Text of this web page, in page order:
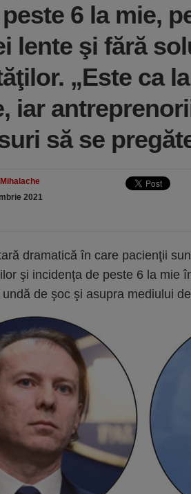
6 la mie,
lente şi fără
„Este ca
iar
să se
2021
dramatică în care pacienţii
şi incidenţa de peste 6 la mie
de şoc şi asupra mediului